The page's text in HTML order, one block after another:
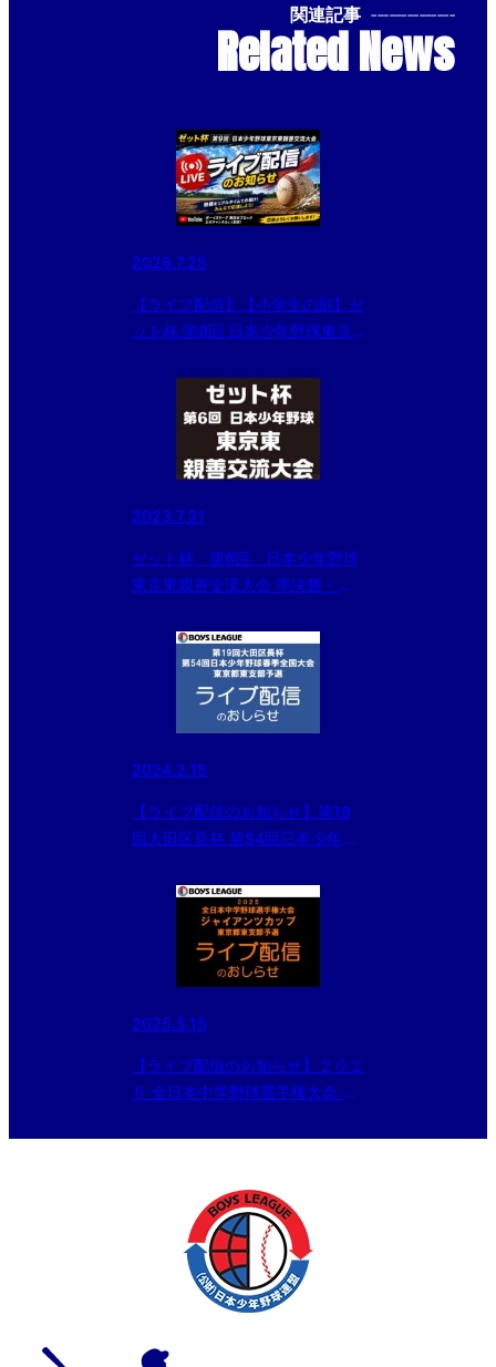
関連記事 --------------
Related News
2026.7.25
【ライブ配信】【小学生の部】ゼ
ット杯 第9回 日本少年野球東京
2023.7.31
ゼット杯 第6回 日本少年野球
東京東親善交流大会 準決勝・決
2024.2.15
【ライブ配信のお知らせ】第19
回大田区長杯 第54回日本少年野
選 二回戦
2025.5.15
【ライブ配信のお知らせ】２０２
５ 全日本中学野球選手権大会 ジ
予選